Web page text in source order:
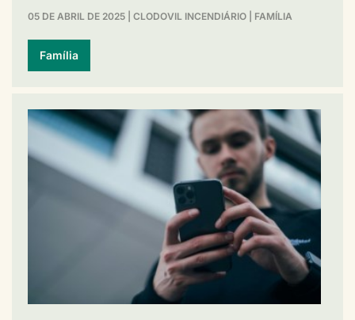
05 DE ABRIL DE 2025 CLODOVIL INCENDIÁRIO FAMÍLIA
Família